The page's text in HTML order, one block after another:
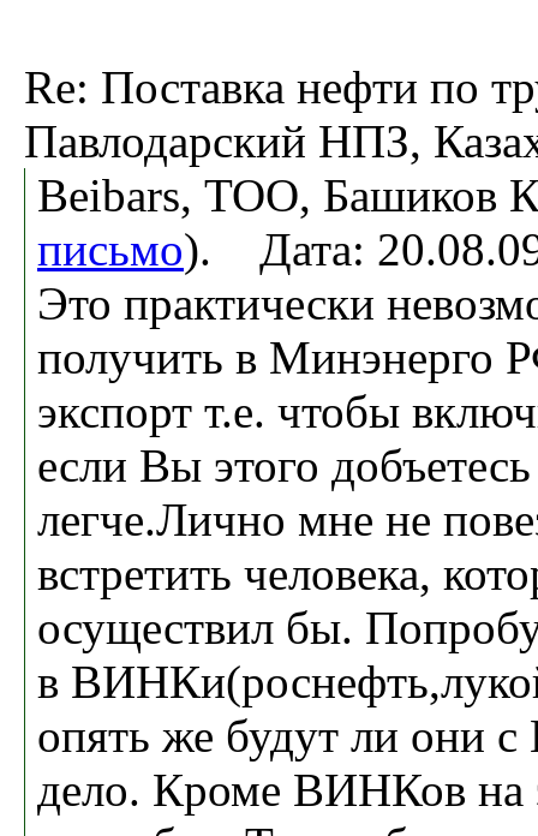
Re: Поставка нефти по
Павлодарский НПЗ,
Beibars, ТОО, Башиков
письмо). Дата:
Это практически
получить в Минэнерго
экспорт т.е. чтобы
если Вы этого
легче.Лично мне не
встретить человека,
осуществил бы.
в
опять же будут ли они
дело. Кроме ВИНКов на